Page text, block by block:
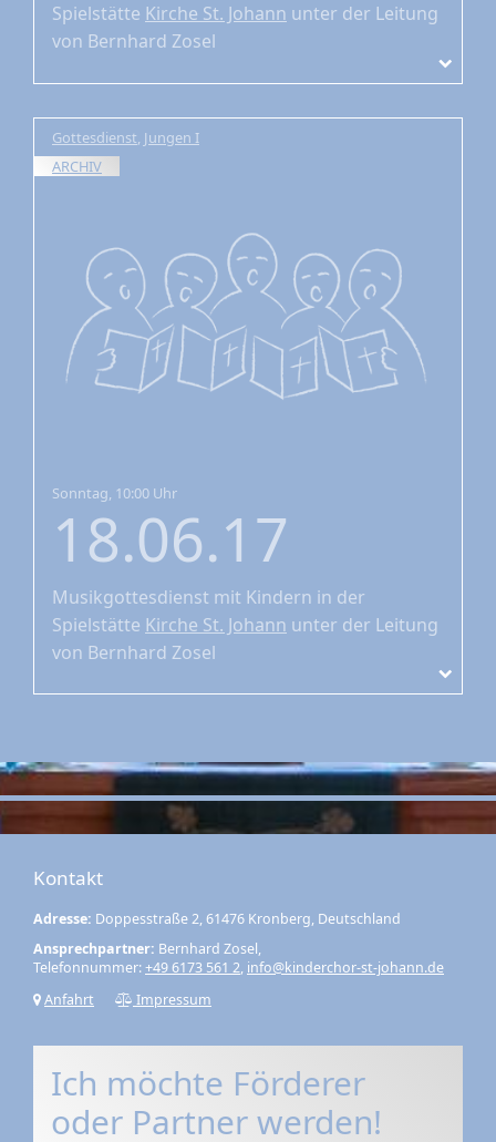
Spielstätte Kirche St. Johann unter der Leitung
von Bernhard Zosel
Gottesdienst Jungen I
ARCHIV
Sonntag, 10:00 Uhr
18.06.17
Musikgottesdienst mit Kindern in der
Spielstätte Kirche St. Johann unter der Leitung
von Bernhard Zosel
Kontakt
Adresse: Doppesstraße 2, 61476 Kronberg, Deutschland
Ansprechpartner: Bernhard Zosel,
Telefonnummer:+49 6173 561 2, info@kinderchor-st-johann.de
Anfahrt
Impressum
Ich möchte Förderer
oder Partner werden!